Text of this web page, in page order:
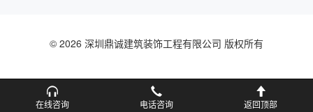
© 2026 深圳鼎诚建筑装饰工程有限公司 版权所有
在线咨询 电话咨询 返回顶部